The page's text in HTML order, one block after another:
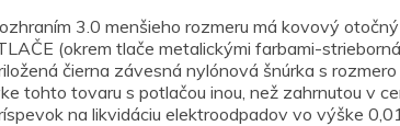
3.0 menšieho rozmeru má kovový
(okrem tlače metalickými farbami-
čierna závesná nylónová šnúrka s
tohto tovaru s potlačou inou, než zahrnutou v
na likvidáciu elektroodpadov vo výške